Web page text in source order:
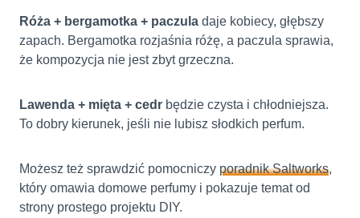
Róża + bergamotka + paczula daje kobiecy, głębszy
zapach. Bergamotka rozjaśnia różę, a paczula sprawia,
że kompozycja nie jest zbyt grzeczna.
Lawenda + mięta + cedr będzie czysta i chłodniejsza.
To dobry kierunek, jeśli nie lubisz słodkich perfum.
Możesz też sprawdzić pomocniczy poradnik Saltworks,
który omawia domowe perfumy i pokazuje temat od
strony prostego projektu DIY.